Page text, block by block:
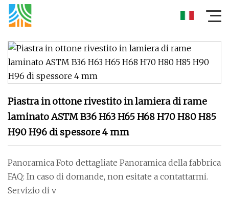
Piastra in ottone rivestito in lamiera di rame
laminato ASTM B36 H63 H65 H68 H70 H80 H85
H90 H96 di spessore 4 mm
Panoramica Foto dettagliate Panoramica della fabbrica
FAQ: In caso di domande, non esitate a contattarmi.
Servizio di v